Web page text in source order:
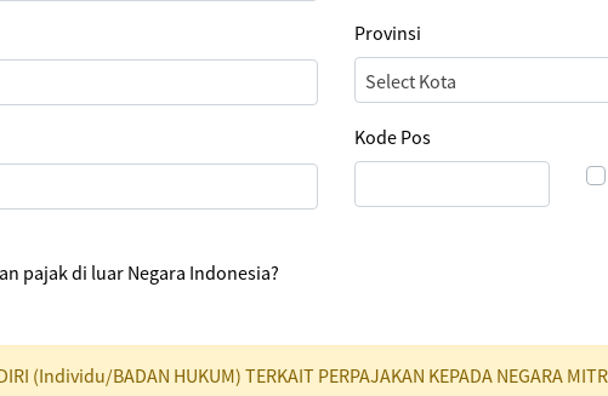
Provinsi
Select Kota
Kode Pos
pajak di luar Negara Indonesia?
(Individu/BADAN HUKUM) TERKAIT PERPAJAKAN KEPADA NEGARA